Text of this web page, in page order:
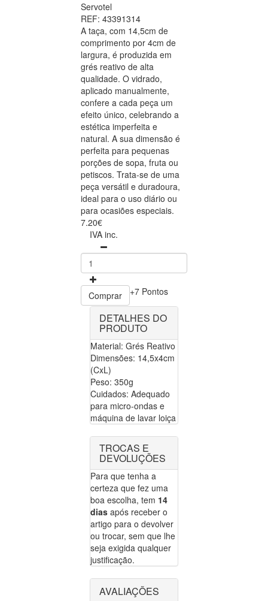
Servotel
REF: 43391314
A taça, com 14,5cm de
comprimento por 4cm de
largura, é produzida em
grés reativo de alta
qualidade. O vidrado,
aplicado manualmente,
confere a cada peça um
efeito único, celebrando a
estética imperfeita e
natural. A sua dimensão é
perfeita para pequenas
porções de sopa, fruta ou
petiscos. Trata-se de uma
peça versátil e duradoura,
ideal para o uso diário ou
para ocasiões especiais.
7.20€
IVA inc.
Comprar +7 Pontos
DETALHES DO
PRODUTO
Material: Grés Reativo
Dimensões: 14,5x4cm
(CxL)
Peso: 350g
Cuidados: Adequado
para micro-ondas e
máquina de lavar loiça
TROCAS E
DEVOLUÇÕES
Para que tenha a
certeza que fez uma
boa escolha, tem 14
dias após receber o
artigo para o devolver
ou trocar, sem que lhe
seja exigida qualquer
justificação.
AVALIAÇÕES